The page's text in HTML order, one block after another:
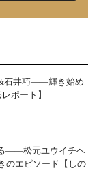
石井巧――輝き始め
ポート】
――松元ユウイチヘ
のエピソード【しの